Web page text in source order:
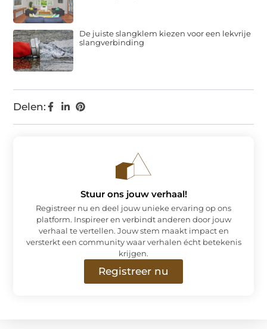
Delen:
De juiste slangklem kiezen voor een lekvrije
slangverbinding
Stuur ons jouw verhaal!
Registreer nu en deel jouw unieke ervaring op ons
platform. Inspireer en verbindt anderen door jouw
verhaal te vertellen. Jouw stem maakt impact en
versterkt een community waar verhalen écht betekenis
krijgen.
Registreer nu